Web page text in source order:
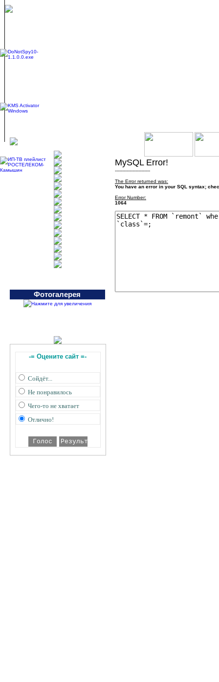
Фотогалерея
-= Оцените сайт =-
Сойдёт...
Не понравилось
Чего-то не хватает
Отлично!
MySQL Error!
------------------------
The Error returned was:
You have an error in your SQL syntax;
Error Number:
1064